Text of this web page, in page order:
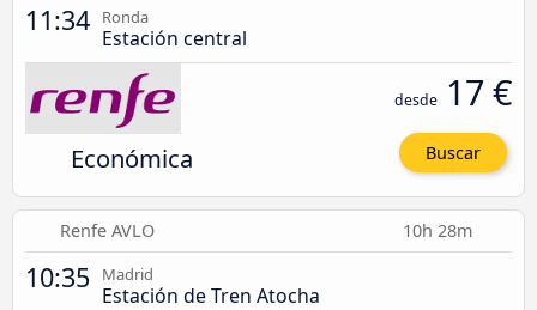
11:34 Ronda
Estación central
Económica
desde 17 €
Buscar
Renfe AVLO 10h 28m
10:35 Madrid
Estación de Tren Atocha